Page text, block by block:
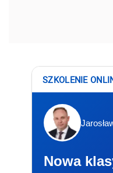
SZKOLENIE
Nowa